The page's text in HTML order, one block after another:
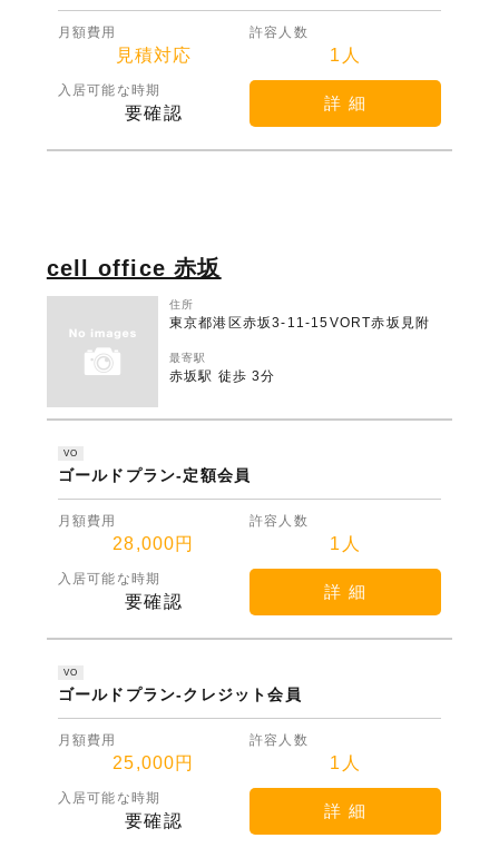
月額費用
見積対応
許容人数
1人
入居可能な時期
要確認
詳 細
cell office 赤坂
住所
東京都港区赤坂3-11-15VORT赤坂見附
最寄駅
赤坂駅 徒歩 3分
VO
ゴールドプラン-定額会員
月額費用
28,000円
許容人数
1人
入居可能な時期
要確認
詳 細
VO
ゴールドプラン-クレジット会員
月額費用
25,000円
許容人数
1人
入居可能な時期
要確認
詳 細